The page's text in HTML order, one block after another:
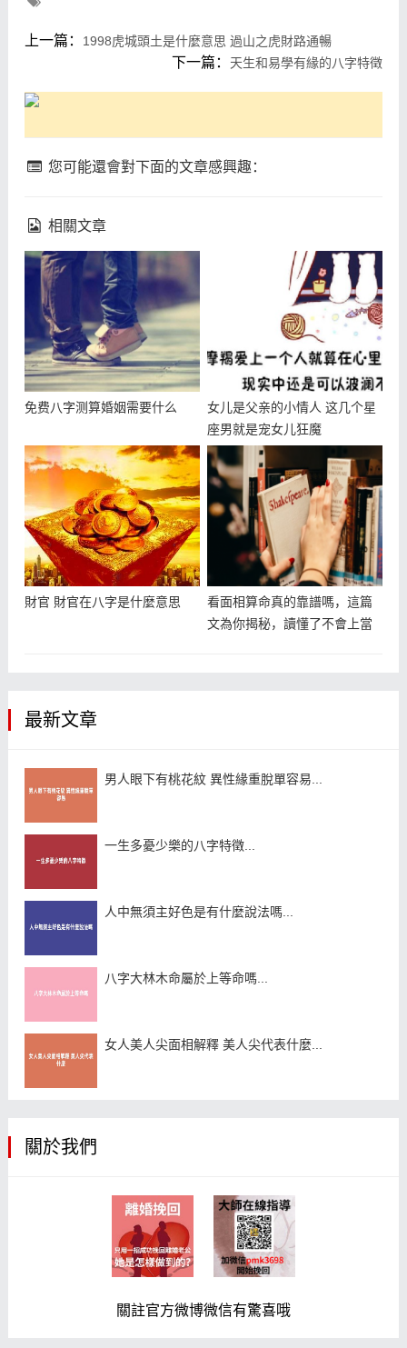
上一篇： 1998虎城頭土是什麼意思 過山之虎財路通暢
下一篇： 天生和易學有緣的八字特徵
您可能還會對下面的文章感興趣：
相關文章
免费八字测算婚姻需要什么
女儿是父亲的小情人 这几个星
座男就是宠女儿狂魔
財官 財官在八字是什麼意思
看面相算命真的靠譜嗎，這篇
文為你揭秘，讀懂了不會上當
最新文章
男人眼下有桃花紋 異性緣重脫單容易...
一生多憂少樂的八字特徵...
人中無須主好色是有什麼說法嗎...
八字大林木命屬於上等命嗎...
女人美人尖面相解釋 美人尖代表什麼...
關於我們
關註官方微博微信有驚喜哦